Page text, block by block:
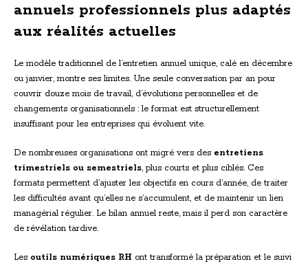
annuels professionnels plus adaptés
aux réalités actuelles
Le modèle traditionnel de l’entretien annuel unique, calé en décembre
ou janvier, montre ses limites. Une seule conversation par an pour
couvrir douze mois de travail, d’évolutions personnelles et de
changements organisationnels : le format est structurellement
insuffisant pour les entreprises qui évoluent vite.
De nombreuses organisations ont migré vers des entretiens
trimestriels ou semestriels, plus courts et plus ciblés. Ces
formats permettent d’ajuster les objectifs en cours d’année, de traiter
les difficultés avant qu’elles ne s’accumulent, et de maintenir un lien
managérial régulier. Le bilan annuel reste, mais il perd son caractère
de révélation tardive.
Les outils numériques RH ont transformé la préparation et le suivi